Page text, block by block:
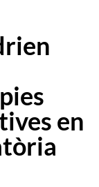
en